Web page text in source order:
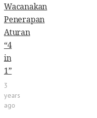
Wacanakan
Penerapan
Aturan
“4
in
1”
3
years
ago